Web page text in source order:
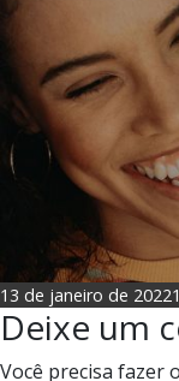
Posted
on
13 de janeiro de 2022
Deixe um
Você precisa fazer o